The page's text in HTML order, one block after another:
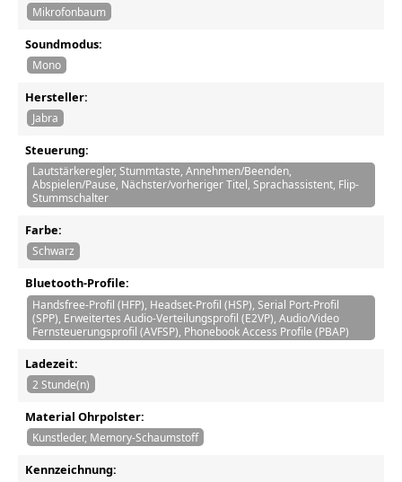
Mikrofonbaum
Soundmodus:
Mono
Hersteller:
Jabra
Steuerung:
Lautstärkeregler, Stummtaste, Annehmen/Beenden,
Abspielen/Pause, Nächster/vorheriger Titel, Sprachassistent, Flip-
Stummschalter
Farbe:
Schwarz
Bluetooth-Profile:
Handsfree-Profil (HFP), Headset-Profil (HSP), Serial Port-Profil
(SPP), Erweitertes Audio-Verteilungsprofil (E2VP), Audio/Video
Fernsteuerungsprofil (AVFSP), Phonebook Access Profile (PBAP)
Ladezeit:
2 Stunde(n)
Material Ohrpolster:
Kunstleder, Memory-Schaumstoff
Kennzeichnung: